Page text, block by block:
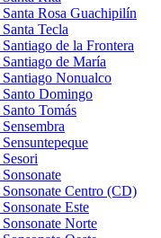
Rosa Guachipilín
Tecla
de la Frontera
de María
Nonualco
Domingo
Tomás
Centro (CD)
Este
Norte